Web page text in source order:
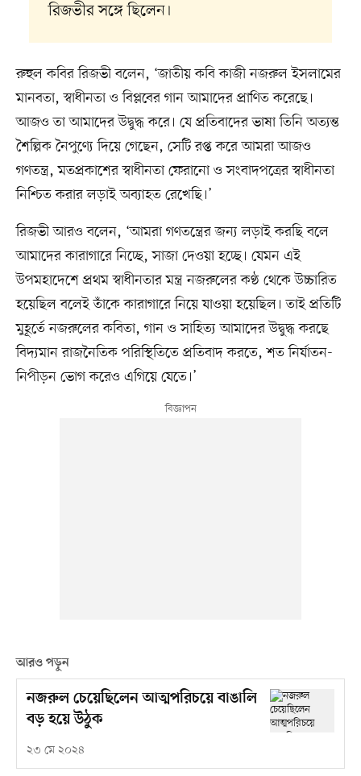
রিজভীর সঙ্গে ছিলেন।
রুহুল কবির রিজভী বলেন, ‘জাতীয় কবি কাজী নজরুল ইসলামের
মানবতা, স্বাধীনতা ও বিপ্লবের গান আমাদের প্রাণিত করেছে।
আজও তা আমাদের উদ্বুদ্ধ করে। যে প্রতিবাদের ভাষা তিনি অত্যন্ত
শৈল্পিক নৈপুণ্যে দিয়ে গেছেন, সেটি রপ্ত করে আমরা আজও
গণতন্ত্র, মতপ্রকাশের স্বাধীনতা ফেরানো ও সংবাদপত্রের স্বাধীনতা
নিশ্চিত করার লড়াই অব্যাহত রেখেছি।’
রিজভী আরও বলেন, ‘আমরা গণতন্ত্রের জন্য লড়াই করছি বলে
আমাদের কারাগারে নিচ্ছে, সাজা দেওয়া হচ্ছে। যেমন এই
উপমহাদেশে প্রথম স্বাধীনতার মন্ত্র নজরুলের কণ্ঠ থেকে উচ্চারিত
হয়েছিল বলেই তাঁকে কারাগারে নিয়ে যাওয়া হয়েছিল। তাই প্রতিটি
মুহূর্তে নজরুলের কবিতা, গান ও সাহিত্য আমাদের উদ্বুদ্ধ করছে
বিদ্যমান রাজনৈতিক পরিস্থিতিতে প্রতিবাদ করতে, শত নির্যাতন-
নিপীড়ন ভোগ করেও এগিয়ে যেতে।’
আরও পড়ুন
নজরুল চেয়েছিলেন আত্মপরিচয়ে বাঙালি
বড় হয়ে উঠুক
২৩ মে ২০২৪